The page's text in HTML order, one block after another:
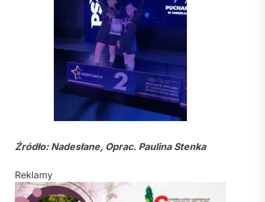
Źródło: Nadesłane, Oprac. Paulina Stenka
Reklamy